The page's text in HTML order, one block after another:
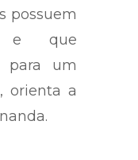
possuem
e que
para um
orienta a